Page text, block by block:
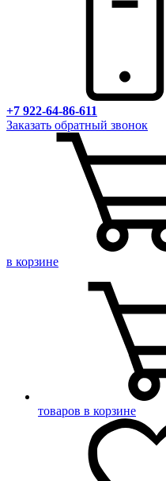
+7 922-64-86-611
Заказать обратный звонок
в корзине
товаров в корзине